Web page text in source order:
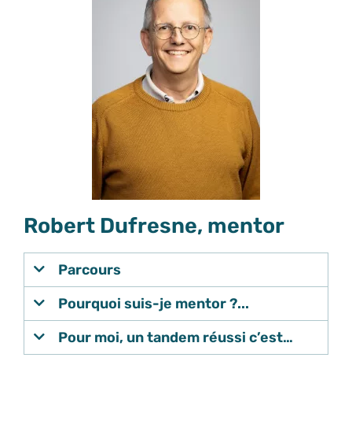
Robert Dufresne, mentor
Parcours
Pourquoi suis-je mentor ?...
Pour moi, un tandem réussi c’est…